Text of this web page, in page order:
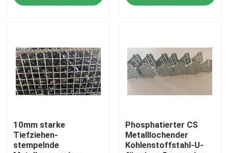
Produkte
Über uns
Fabrik-Ausflug
10mm starke
Tiefziehen-
stempelnde
Phosphatierter CS
Metalllochender
Kohlenstoffstahl-U-